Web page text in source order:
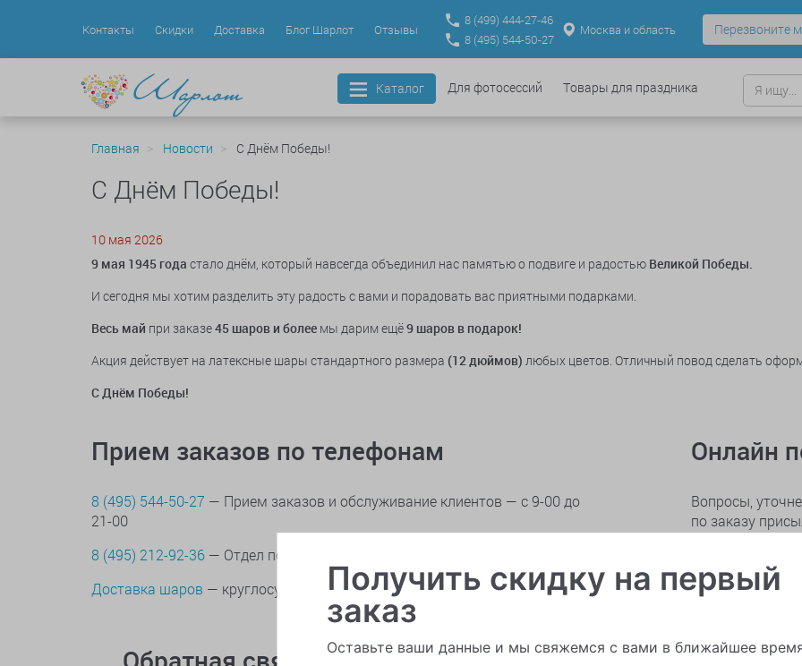
Контакты Скидки Доставка Блог Шарлот Отзывы
8 (499) 444-27-46
8 (495) 544-50-27
Москва и область Перезвоните
Каталог Для фотосессий Товары для праздника
Главная Новости С Днём Победы!
С Днём Победы!
10 мая 2026
9 мая 1945 года стало днём, который навсегда объединил нас памятью о подвиге и радостью Великой Победы.
И сегодня мы хотим разделить эту радость с вами и порадовать вас приятными подарками.
Весь май при заказе45 шаров и более мы дарим ещё9 шаров в подарок!
Акция действует на латексные шары стандартного размера (12 дюймов) любых цветов. Отличный повод сделать
С Днём Победы!
Прием заказов по телефонам
8 (495) 544-50-27 — Прием заказов и обслуживание клиентов — с 9-00 до
21-00
8 (495) 212-92-36 — Отдел по контролю качества
Доставка шаров — круглосуточно
Онлайн
Вопросы,
по заказу
Отзывы,
жалобы
Получить скидку на первый
заказ
Оставьте ваши данные и мы свяжемся с вами в ближайшее